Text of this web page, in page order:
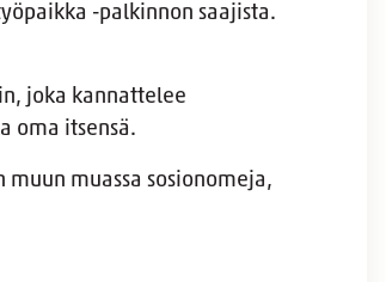
-palkinnon saajista.
joka kannattelee
oma itsensä.
muassa sosionomeja,